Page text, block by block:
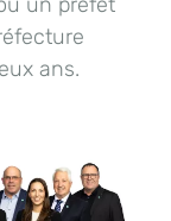
ans.